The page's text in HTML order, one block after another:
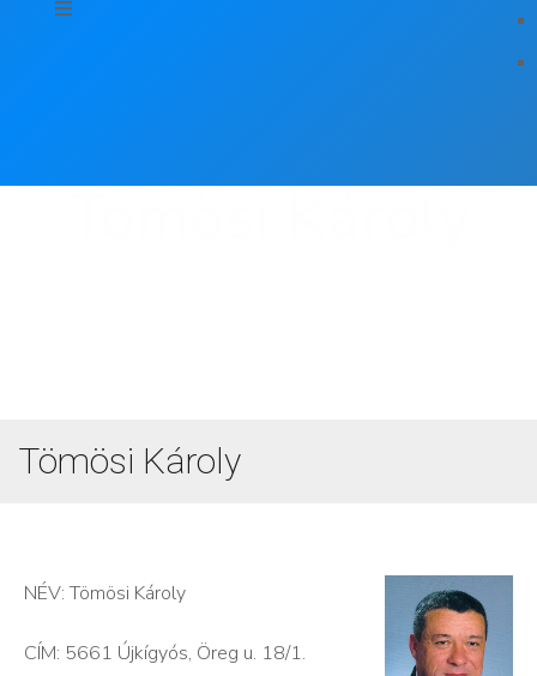
Tömösi Károly
NÉV: Tömösi Károly
CÍM: 5661 Újkígyós, Öreg u. 18/1.